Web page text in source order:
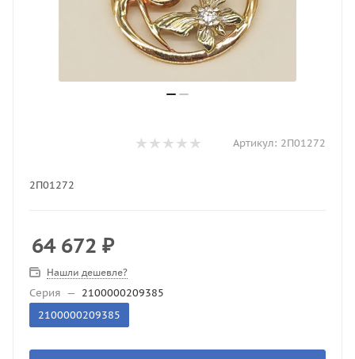
Артикул: 2П01272
2П01272
64 672 ₽
Нашли дешевле?
Серия — 2100000209385
2100000209385